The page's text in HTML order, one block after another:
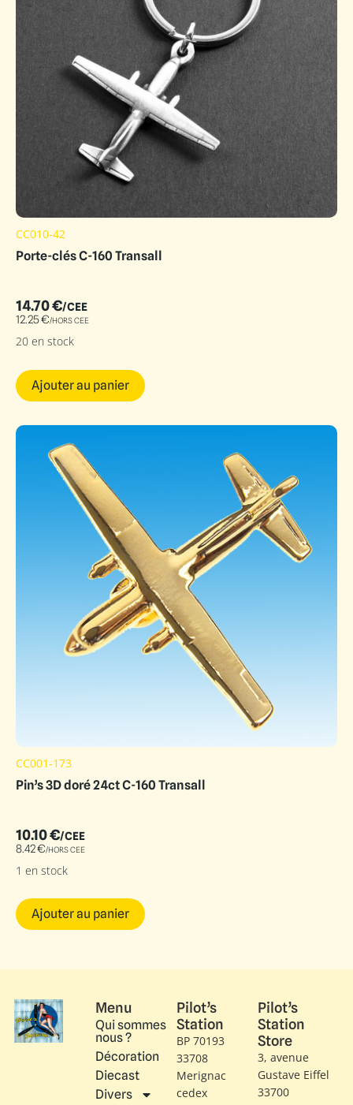
CC010-42
Porte-clés C-160 Transall
14.70€/CEE
12.25€/HORS CEE
20 en stock
Ajouter au panier
CC001-173
Pin’s 3D doré 24ct C-160 Transall
10.10€/CEE
8.42€/HORS CEE
1 en stock
Ajouter au panier
Menu
Qui sommes
nous ?
Décoration
Diecast
Divers
Pilot’s
Station
BP 70193
33708
Merignac
cedex
Pilot’s
Station
Store
3, avenue
Gustave Eiffel​
33700